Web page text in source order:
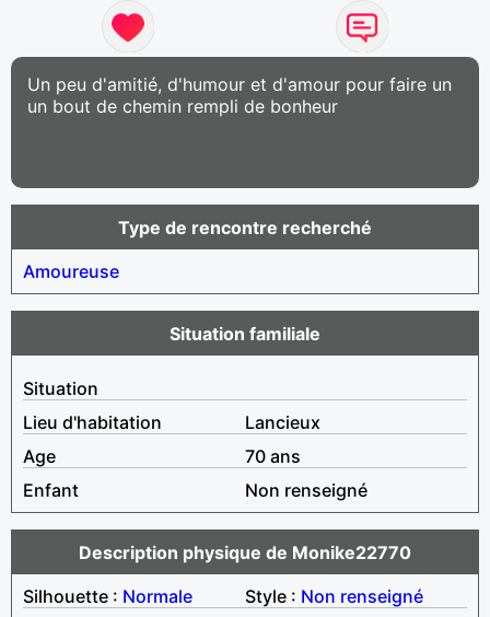
Un peu d'amitié, d'humour et d'amour pour faire un
un bout de chemin rempli de bonheur
Type de rencontre recherché
Amoureuse
Situation familiale
Situation
Lieu d'habitation
Lancieux
Age
70 ans
Enfant
Non renseigné
Description physique de Monike22770
Silhouette : Normale Style : Non renseigné